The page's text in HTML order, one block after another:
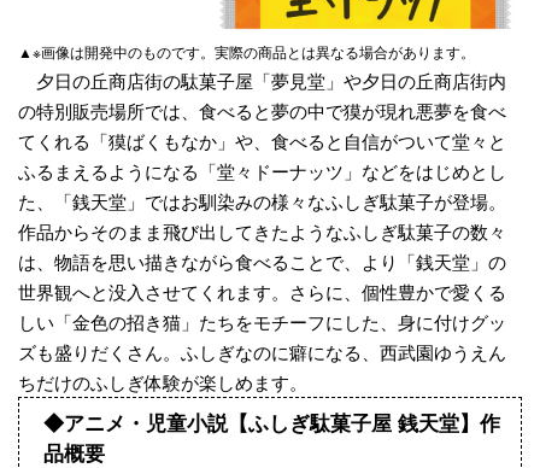
▲※画像は開発中のものです。実際の商品とは異なる場合があります。
夕日の丘商店街の駄菓子屋「夢見堂」や夕日の丘商店街内
の特別販売場所では、食べると夢の中で獏が現れ悪夢を食べ
てくれる「獏ばくもなか」や、食べると自信がついて堂々と
ふるまえるようになる「堂々ドーナッツ」などをはじめとし
た、「銭天堂」ではお馴染みの様々なふしぎ駄菓子が登場。
作品からそのまま飛び出してきたようなふしぎ駄菓子の数々
は、物語を思い描きながら食べることで、より「銭天堂」の
世界観へと没入させてくれます。さらに、個性豊かで愛くる
しい「金色の招き猫」たちをモチーフにした、身に付けグッ
ズも盛りだくさん。ふしぎなのに癖になる、西武園ゆうえん
ちだけのふしぎ体験が楽しめます。
◆アニメ・児童小説【ふしぎ駄菓子屋 銭天堂】作
品概要